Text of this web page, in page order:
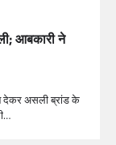
आबकारी ने
देकर असली ब्रांड के